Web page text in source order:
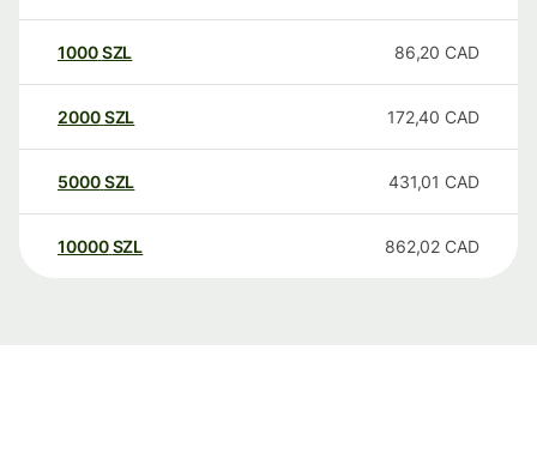
1000SZL 86,20 CAD
2000SZL 172,40 CAD
5000SZL 431,01 CAD
10000 SZL 862,02 CAD